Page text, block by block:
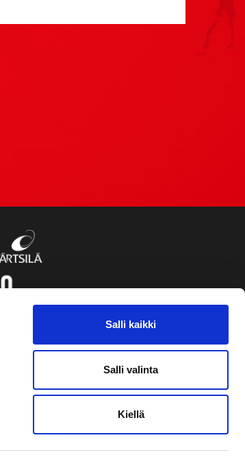
Salli kaikki
Salli valinta
Kiellä
VAASAN SPORT UUTISKIRJE